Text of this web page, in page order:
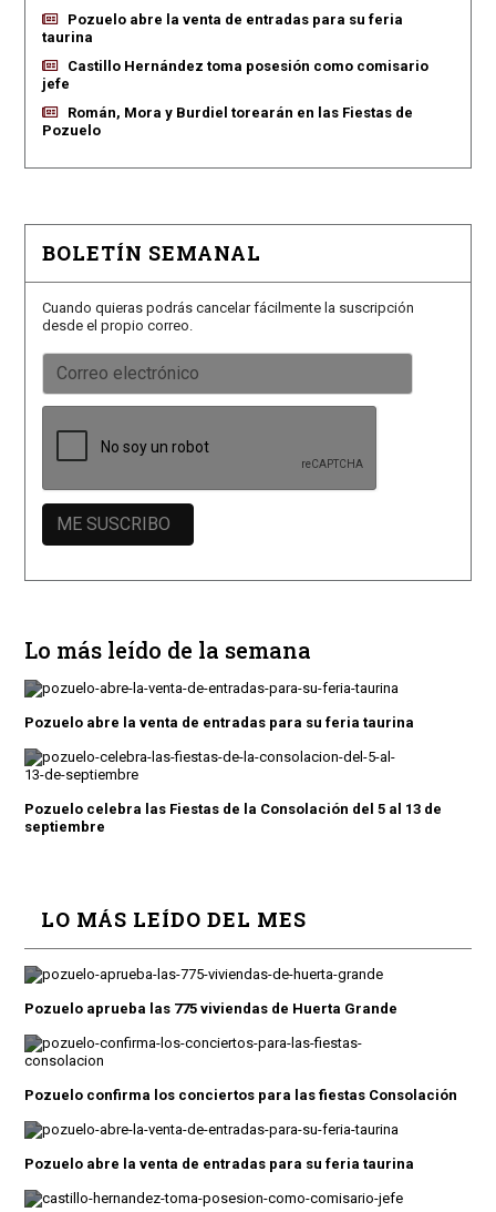
Pozuelo abre la venta de entradas para su feria
taurina
Castillo Hernández toma posesión como comisario
jefe
Román, Mora y Burdiel torearán en las Fiestas de
Pozuelo
BOLETÍN SEMANAL
Cuando quieras podrás cancelar fácilmente la suscripción
desde el propio correo.
Lo más leído de la semana
Pozuelo abre la venta de entradas para su feria taurina
Pozuelo celebra las Fiestas de la Consolación del 5 al 13 de
septiembre
LO MÁS LEÍDO DEL MES
Pozuelo aprueba las 775 viviendas de Huerta Grande
Pozuelo confirma los conciertos para las fiestas Consolación
Pozuelo abre la venta de entradas para su feria taurina